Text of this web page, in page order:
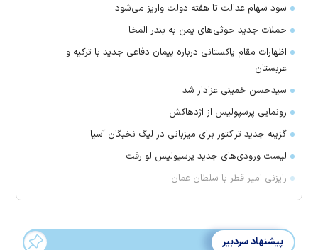
سود سهام عدالت تا هفته دولت واریز می‌شود
حملات جدید حوثی‌های یمن به بندر المخا
اظهارات مقام پاکستانی درباره پیمان دفاعی جدید با ترکیه و
عربستان
سیدحسن خمینی عزادار شد
رونمایی پرسپولیس از اژدهاکش
گزینه جدید تراکتور برای میزبانی در لیگ نخبگان آسیا
لیست ورودی‌های جدید پرسپولیس لو رفت
رایزنی امیر قطر با سلطان عمان
پیشنهاد سردبیر